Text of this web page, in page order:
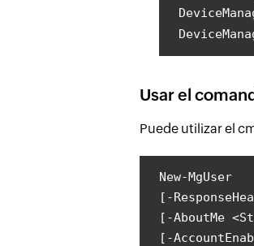
Usar el
Puede utilizar el
New-MgUser
[-
[-AboutMe
[-